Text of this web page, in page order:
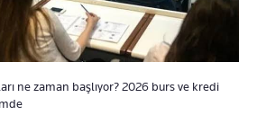
ne zaman başlıyor? 2026 burs ve kredi